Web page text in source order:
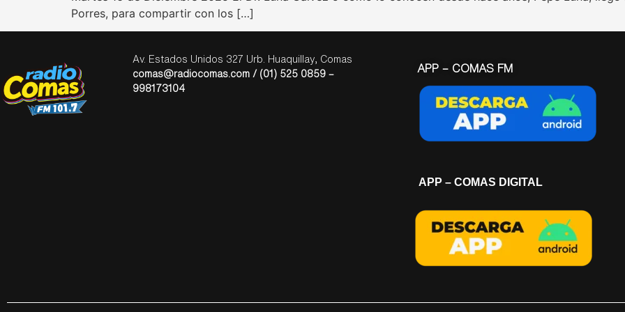
Porres, para compartir con los […]
Av. Estados Unidos 327 Urb. Huaquillay, Comas
comas@radiocomas.com / (01) 525 0859 –
998173104
APP – COMAS FM
APP – COMAS DIGITAL